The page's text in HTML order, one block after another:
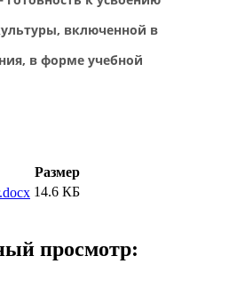
включенной в
в форме учебной
Размер
14.6 КБ
просмотр: